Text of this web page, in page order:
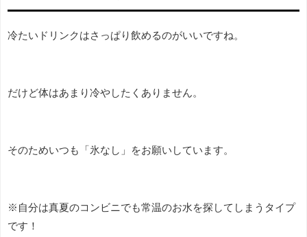
冷たいドリンクはさっぱり飲めるのがいいですね。
だけど体はあまり冷やしたくありません。
そのためいつも「氷なし」をお願いしています。
※自分は真夏のコンビニでも常温のお水を探してしまうタイプ
です！